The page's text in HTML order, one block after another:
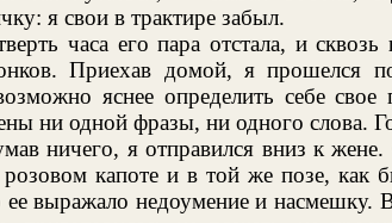
я свои в трактире забыл.
часа его пара отстала, и
Приехав домой, я прошелся
яснее определить себе
ни одной фразы, ни одного слова.
ничего, я отправился вниз к жене.
капоте и в той же позе, как
выражало недоумение и насмешку.